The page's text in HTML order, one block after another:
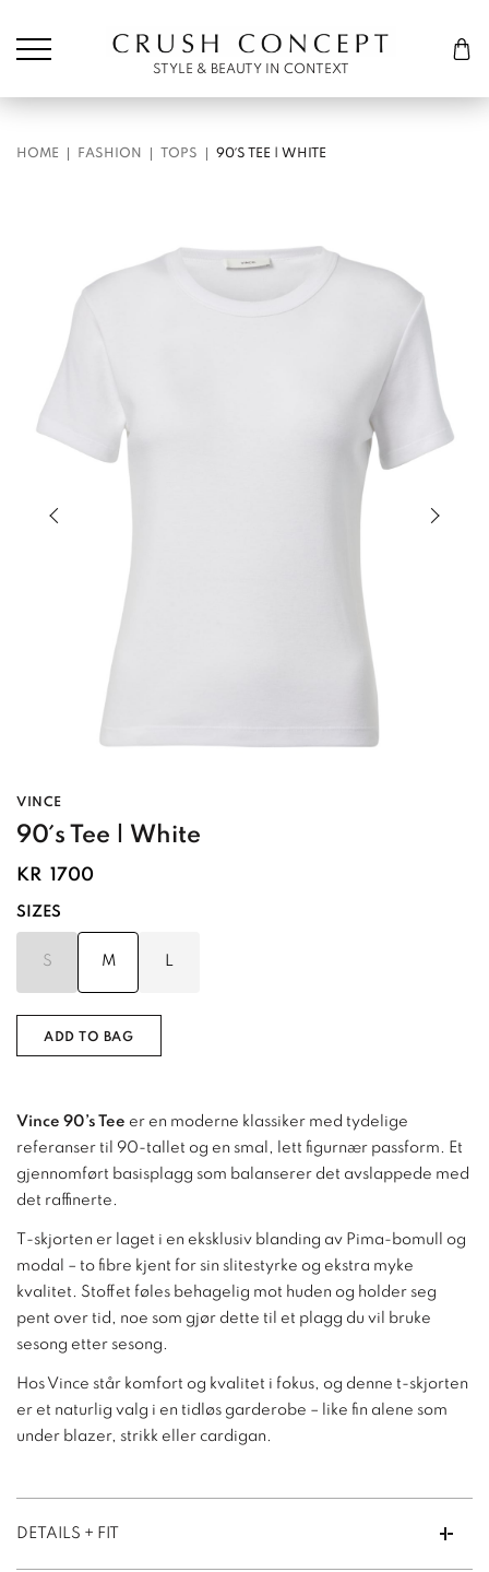
Cart
STYLE & BEAUTY IN CONTEXT
HOME FASHION TOPS 90´S TEE | WHITE
Previous slide of slider Next
VINCE
90´s Tee | White
KR 1700
SIZES
S M L
ADD TO BAG
Vince 90’s Tee er en moderne klassiker med tydelige
referanser til 90-tallet og en smal, lett figurnær passform. Et
gjennomført basisplagg som balanserer det avslappede med
det raffinerte.
T-skjorten er laget i en eksklusiv blanding av Pima-bomull og
modal – to fibre kjent for sin slitestyrke og ekstra myke
kvalitet. Stoffet føles behagelig mot huden og holder seg
pent over tid, noe som gjør dette til et plagg du vil bruke
sesong etter sesong.
Hos Vince står komfort og kvalitet i fokus, og denne t-skjorten
er et naturlig valg i en tidløs garderobe – like fin alene som
under blazer, strikk eller cardigan.
DETAILS + FIT